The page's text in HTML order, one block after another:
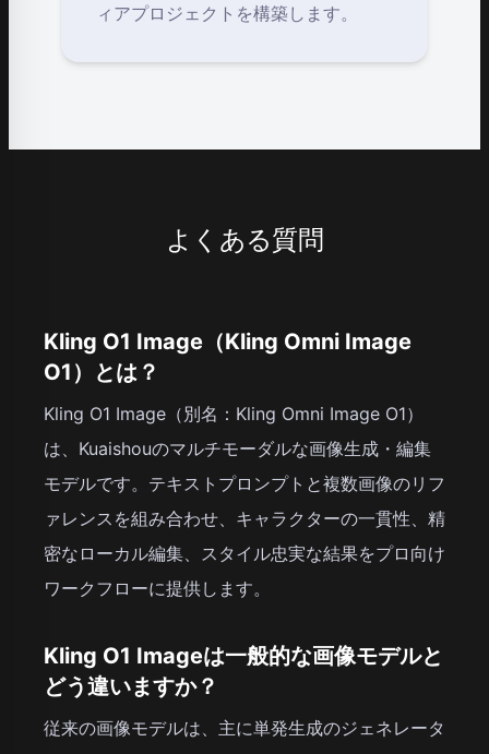
ィアプロジェクトを構築します。
よくある質問
Kling O1 Image（Kling Omni Image
O1）とは？
Kling O1 Image（別名：Kling Omni Image O1）
は、Kuaishouのマルチモーダルな画像生成・編集
モデルです。テキストプロンプトと複数画像のリフ
ァレンスを組み合わせ、キャラクターの一貫性、精
密なローカル編集、スタイル忠実な結果をプロ向け
ワークフローに提供します。
Kling O1 Imageは一般的な画像モデルと
どう違いますか？
従来の画像モデルは、主に単発生成のジェネレータ